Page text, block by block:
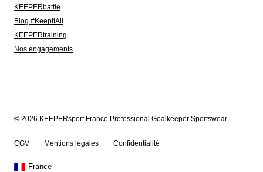
KEEPERbattle
Blog #KeepItAll
KEEPERtraining
Nos engagements
© 2026 KEEPERsport France Professional Goalkeeper Sportswear
CGV Mentions légales Confidentialité
France